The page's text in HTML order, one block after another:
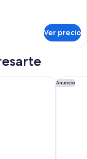
Ver precio
Anuncio